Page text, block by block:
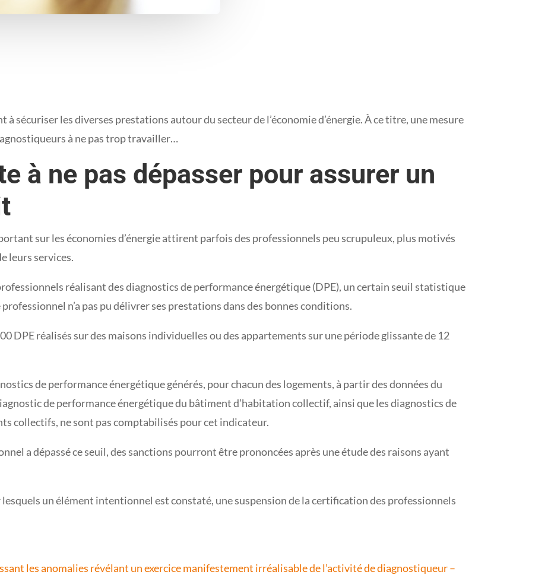
sécuriser les diverses prestations autour du secteur de l’économie d’énergie. À ce titre, une mesure
à ne pas trop travailler…
à ne pas dépasser pour assurer un
sur les économies d’énergie attirent parfois des professionnels peu scrupuleux, plus motivés
leurs services.
réalisant des diagnostics de performance énergétique (DPE), un certain seuil statistique
n’a pas pu délivrer ses prestations dans des bonnes conditions.
DPE réalisés sur des maisons individuelles ou des appartements sur une période glissante de 12
de performance énergétique générés, pour chacun des logements, à partir des données du
de performance énergétique du bâtiment d’habitation collectif, ainsi que les diagnostics de
collectifs, ne sont pas comptabilisés pour cet indicateur.
a dépassé ce seuil, des sanctions pourront être prononcées après une étude des raisons ayant
un élément intentionnel est constaté, une suspension de la certification des professionnels
les anomalies révélant un exercice manifestement irréalisable de l’activité de diagnostiqueur –